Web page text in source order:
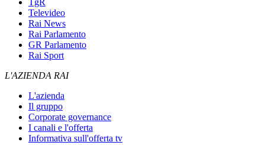
TgR
Televideo
Rai News
Rai Parlamento
GR Parlamento
Rai Sport
L'AZIENDA RAI
L'azienda
Il gruppo
Corporate governance
I canali e l'offerta
Informativa sull'offerta tv